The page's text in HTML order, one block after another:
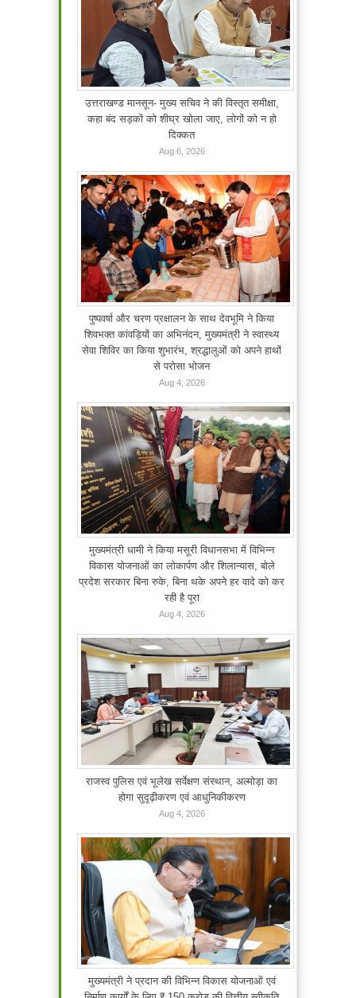
उत्तराखण्ड मानसून- मुख्य सचिव ने की विस्तृत समीक्षा,
कहा बंद सड़कों को शीघ्र खोला जाए, लोगों को न हो
दिक्कत
Aug 6, 2026
पुष्पवर्षा और चरण प्रक्षालन के साथ देवभूमि ने किया
शिवभक्त कांवड़ियों का अभिनंदन, मुख्यमंत्री ने स्वास्थ्य
सेवा शिविर का किया शुभारंभ, श्रद्धालुओं को अपने हाथों
से परोसा भोजन
Aug 4, 2026
मुख्यमंत्री धामी ने किया मसूरी विधानसभा में विभिन्न
विकास योजनाओं का लोकार्पण और शिलान्यास, बोले
प्रदेश सरकार बिना रुके, बिना थके अपने हर वादे को कर
रही है पूरा
Aug 4, 2026
राजस्व पुलिस एवं भूलेख सर्वेक्षण संस्थान, अल्मोड़ा का
होगा सुदृढ़ीकरण एवं आधुनिकीकरण
Aug 4, 2026
मुख्यमंत्री ने प्रदान की विभिन्न विकास योजनाओं एवं